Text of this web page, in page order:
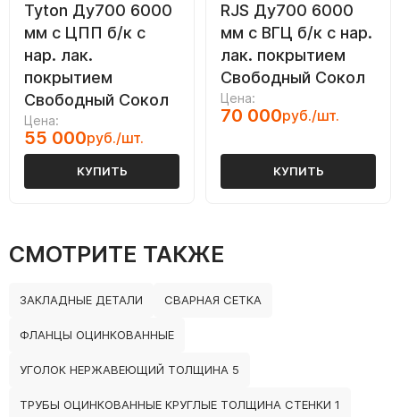
Tyton Ду700 6000
мм с ЦПП б/к с
нар. лак.
покрытием
Свободный Сокол
Цена:
55 000руб./шт.
КУПИТЬ
RJS Ду700 6000
мм с ВГЦ б/к с нар.
лак. покрытием
Свободный Сокол
Цена:
70 000руб./шт.
КУПИТЬ
СМОТРИТЕ ТАКЖЕ
ЗАКЛАДНЫЕ ДЕТАЛИ СВАРНАЯ СЕТКА
ФЛАНЦЫ ОЦИНКОВАННЫЕ
УГОЛОК НЕРЖАВЕЮЩИЙ ТОЛЩИНА 5
ТРУБЫ ОЦИНКОВАННЫЕ КРУГЛЫЕ ТОЛЩИНА СТЕНКИ 1